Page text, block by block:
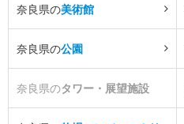
奈良県の美術館
奈良県の公園
奈良県のタワー・展望施設